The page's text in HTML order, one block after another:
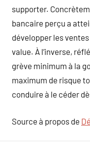
supporter.
bancaire perçu a
développer les
value. À l’inverse,
grève minimum à la
maximum de risque
conduire à le céder
Source à propos de